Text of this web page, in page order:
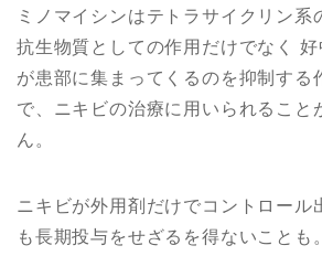
ミノマイシンはテトラサイクリン系
抗生物質としての作用だけでなく
が患部に集まってくるのを抑制する
で、ニキビの治療に用いられること
ん。
ニキビが外用剤だけでコントロール
も長期投与をせざるを得ないことも。